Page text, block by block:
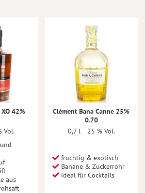
42%
Vol.
aus
Clément Bana Canne 25%
0.70
0,7 l
25 % Vol.
fruchtig & exotisch
Banane & Zuckerrohr
ideal für Cocktails